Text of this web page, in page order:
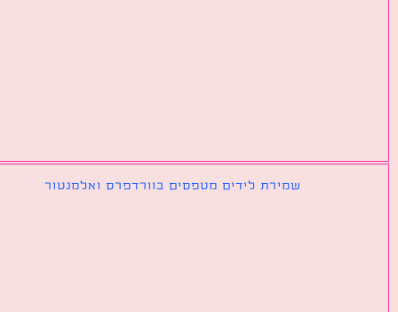
שמירת לידים מטפסים בוורדפרס ואלמנטור